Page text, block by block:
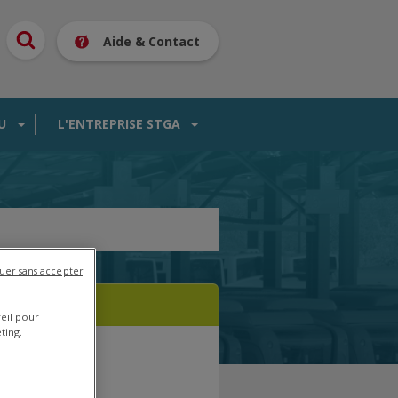
Aide & Contact
L'ENTREPRISE STGA
pour
sans accepter